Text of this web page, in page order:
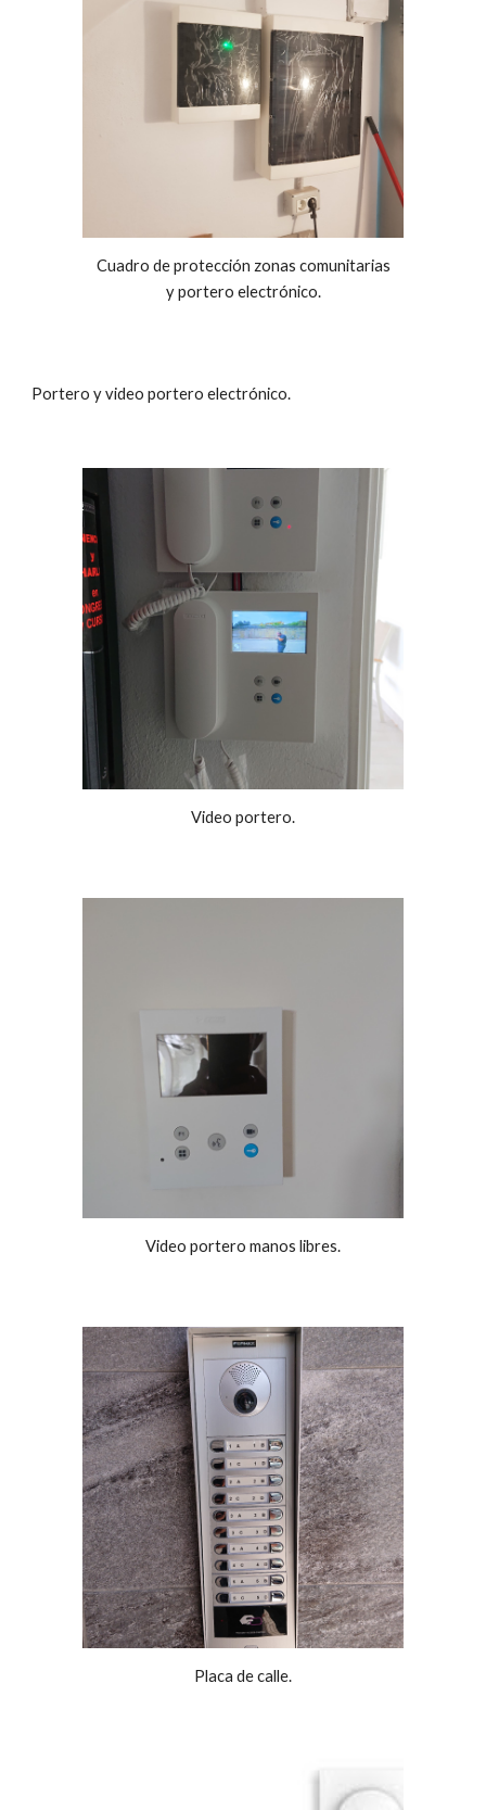
Cuadro de protección zonas comunitarias
y portero electrónico.
Portero y video portero electrónico.
Video portero.
Video portero manos libres.
Placa de calle.